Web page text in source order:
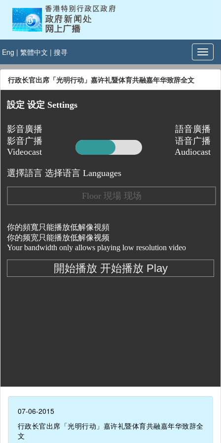
Eng | 繁體中文 | 搜寻
行政长官出席「光明行动」嘉许礼暨体育共融嘉年华致辞全文
07-06-2015
行政长官出席「光明行动」嘉许礼暨体育共融嘉年华致辞全
文